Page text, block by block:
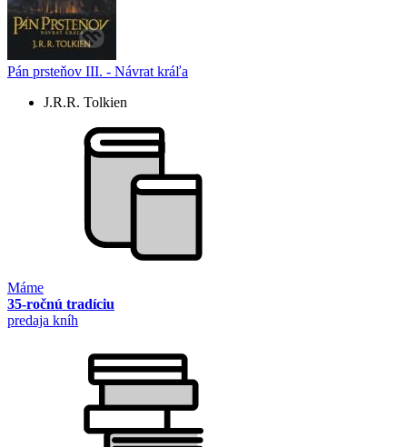
Pán prsteňov III. - Návrat kráľa
J.R.R. Tolkien
Máme
35-ročnú tradíciu
predaja kníh